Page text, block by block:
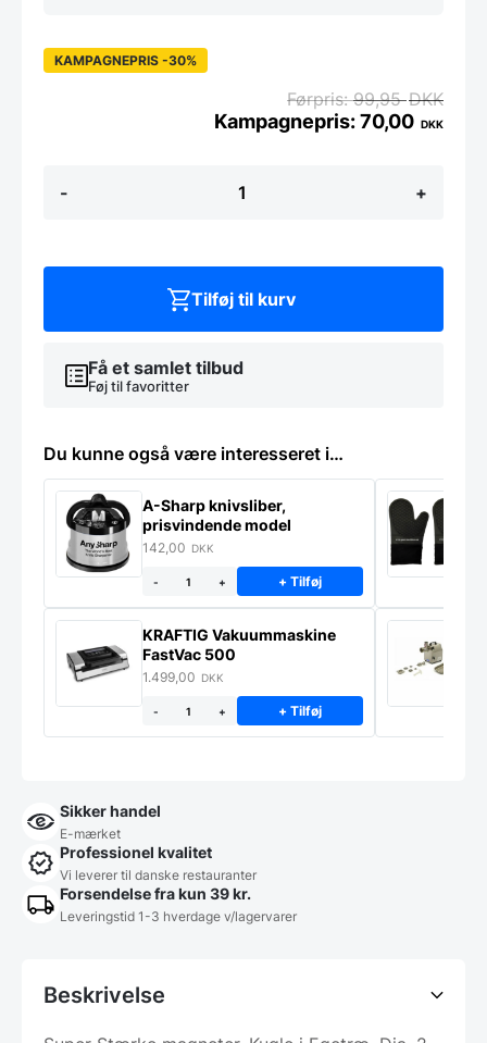
-
Stærk
kugle
antal
+
KAMPAGNEPRIS -30%
99,95DKK
70,00 DKK
Få et samlet tilbud
Føj til favoritter
Tilføj til kurv
Du kunne også være interesseret i…
A-Sharp knivsliber,
prisvindende model
142,00 DKK
- + + Tilføj
KRAFTIG Vakuummaskine
FastVac 500
1.499,00 DKK
- + + Tilføj
Sikker handel
E-mærket
Professionel kvalitet
Vi leverer til danske restauranter
Forsendelse fra kun 39 kr.
Leveringstid 1-3 hverdage v/lagervarer
Beskrivelse